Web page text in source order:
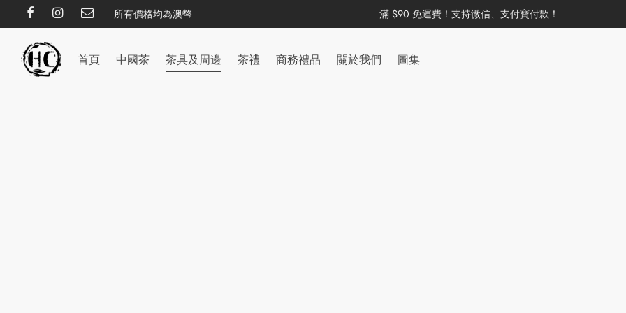
所有價格均為澳幣 滿 $90 免運費！支持微信、支付寶付款！
首頁 中國茶 茶具及周邊 茶禮 商務禮品 關於我們 圖集